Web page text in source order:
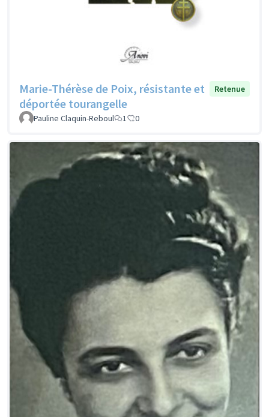
Marie-Thérèse de Poix, résistante et
déportée tourangelle
Retenue
Pauline Claquin-Reboul 1 0